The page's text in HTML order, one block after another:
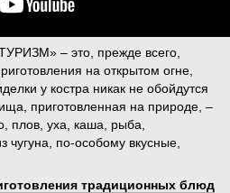
– это, прежде всего,
на открытом огне,
у костра никак не обойдутся
приготовленная на природе, –
плов, уха, каша, рыба,
чугуна, по-особому вкусные,
традиционных блюд